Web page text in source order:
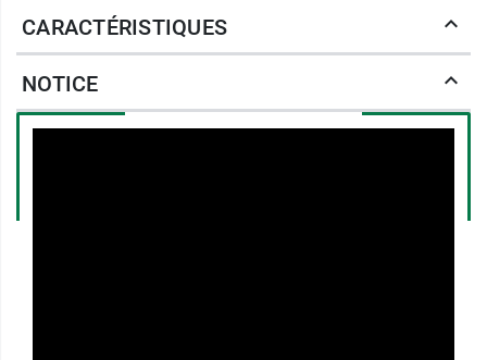
La posologie quotidienne de Solacy adulte est de
Mode d'administration de Solacy adulte
CARACTÉRISTIQUES
NOTICE